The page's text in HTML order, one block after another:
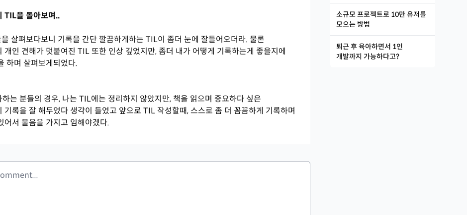
TIL을 돌아보며..
살펴보다보니 기록을 간단 깔끔하게하는 TIL이 좀더 눈에 잘들어오더라. 물론
개인 견해가 덧붙여진 TIL 또한 인상 깊었지만, 좀더 내가 어떻게 기록하는게 좋을지에
하며 살펴보게되었다.
하는 분들의 경우, 나는 TIL에는 정리하지 않았지만, 책을 읽으며 중요하다 싶은
기록을 잘 해두었다 생각이 들었고 앞으로 TIL 작성할때, 스스로 좀 더 꼼꼼하게 기록하며
어서 물음을 가지고 임해야겠다.
소규모 프로젝트로 10만 유저를
모으는 방법
퇴근 후 육아하면서 1인
개발까지 가능하다고?